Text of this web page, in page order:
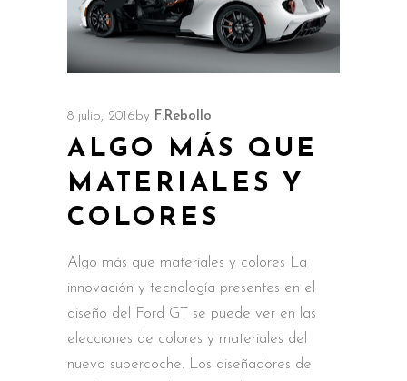
8 julio, 2016by F.Rebollo
ALGO MÁS QUE
MATERIALES Y
COLORES
Algo más que materiales y colores La
innovación y tecnología presentes en el
diseño del Ford GT se puede ver en las
elecciones de colores y materiales del
nuevo supercoche. Los diseñadores de